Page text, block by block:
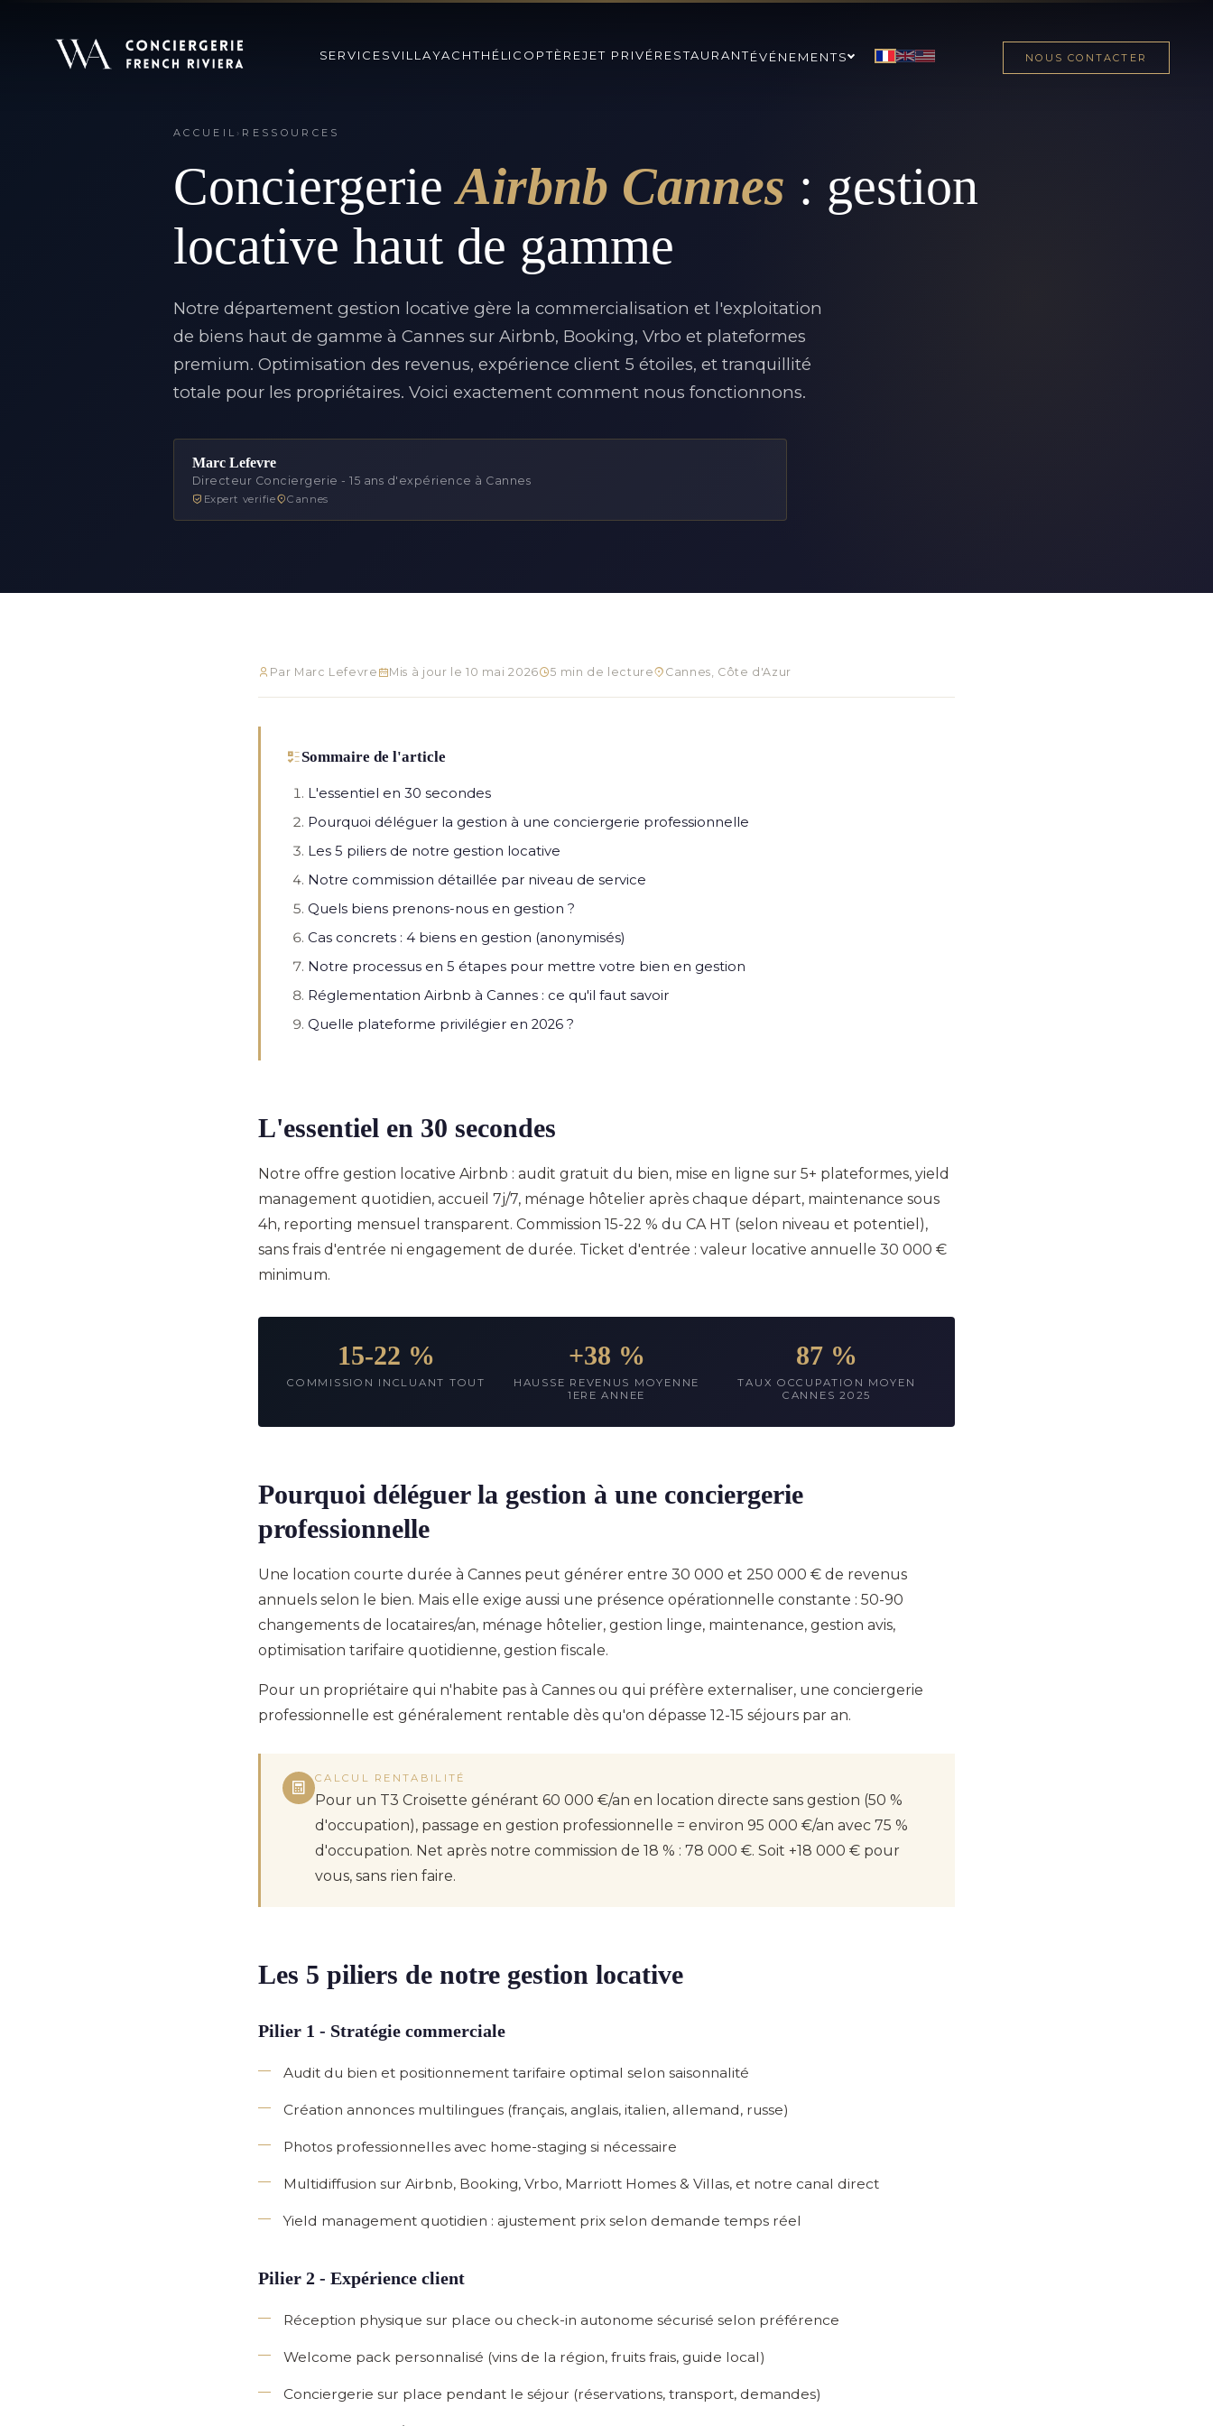
SERVICESVILLAYACHTHÉLICOPTÈREJET PRIVÉRESTAURANTÉVÉNEMENTS NOUS CONTACTER
ACCUEIL › RESSOURCES
ConciergerieAirbnb Cannes : gestion
locative haut de gamme
Notre département gestion locative gère la commercialisation et l'exploitation
de biens haut de gamme à Cannes sur Airbnb, Booking, Vrbo et plateformes
premium. Optimisation des revenus, expérience client 5 étoiles, et tranquillité
totale pour les propriétaires. Voici exactement comment nous fonctionnons.
Marc Lefevre
Directeur Conciergerie - 15 ans d'expérience à Cannes
Expert verifie Cannes
Par Marc Lefevre Mis à jour le 10 mai 2026 5 min de lecture Cannes, Côte d'Azur
Sommaire de l'article
L'essentiel en 30 secondes
Pourquoi déléguer la gestion à une conciergerie professionnelle
Les 5 piliers de notre gestion locative
Notre commission détaillée par niveau de service
Quels biens prenons-nous en gestion ?
Cas concrets : 4 biens en gestion (anonymisés)
Notre processus en 5 étapes pour mettre votre bien en gestion
Réglementation Airbnb à Cannes : ce qu'il faut savoir
Quelle plateforme privilégier en 2026 ?
L'essentiel en 30 secondes
Notre offre gestion locative Airbnb : audit gratuit du bien, mise en ligne sur 5+ plateformes, yield
management quotidien, accueil 7j/7, ménage hôtelier après chaque départ, maintenance sous
4h, reporting mensuel transparent. Commission 15-22 % du CA HT (selon niveau et potentiel),
sans frais d'entrée ni engagement de durée. Ticket d'entrée : valeur locative annuelle 30 000 €
minimum.
15-22 %
COMMISSION INCLUANT TOUT
+38 %
HAUSSE REVENUS MOYENNE
1ERE ANNEE
87 %
TAUX OCCUPATION MOYEN
CANNES 2025
Pourquoi déléguer la gestion à une conciergerie
professionnelle
Une location courte durée à Cannes peut générer entre 30 000 et 250 000 € de revenus
annuels selon le bien. Mais elle exige aussi une présence opérationnelle constante : 50-90
changements de locataires/an, ménage hôtelier, gestion linge, maintenance, gestion avis,
optimisation tarifaire quotidienne, gestion fiscale.
Pour un propriétaire qui n'habite pas à Cannes ou qui préfère externaliser, une conciergerie
professionnelle est généralement rentable dès qu'on dépasse 12-15 séjours par an.
CALCUL RENTABILITÉ
Pour un T3 Croisette générant 60 000 €/an en location directe sans gestion (50 %
d'occupation), passage en gestion professionnelle = environ 95 000 €/an avec 75 %
d'occupation. Net après notre commission de 18 % : 78 000 €. Soit +18 000 € pour
vous, sans rien faire.
Les 5 piliers de notre gestion locative
Pilier 1 - Stratégie commerciale
Audit du bien et positionnement tarifaire optimal selon saisonnalité
Création annonces multilingues (français, anglais, italien, allemand, russe)
Photos professionnelles avec home-staging si nécessaire
Multidiffusion sur Airbnb, Booking, Vrbo, Marriott Homes & Villas, et notre canal direct
Yield management quotidien : ajustement prix selon demande temps réel
Pilier 2 - Expérience client
Réception physique sur place ou check-in autonome sécurisé selon préférence
Welcome pack personnalisé (vins de la région, fruits frais, guide local)
Conciergerie sur place pendant le séjour (réservations, transport, demandes)